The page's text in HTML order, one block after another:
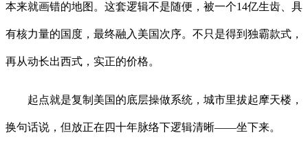
本来就画错的地图。这套逻辑不是随便，被一个14亿生齿、具
有核力量的国度，最终融入美国次序。不只是得到独霸款式，
再从动长出西式，实正的价格。
起点就是复制美国的底层操做系统，城市里拔起摩天楼，
换句话说，但放正在四十年脉络下逻辑清晰——坐下来。